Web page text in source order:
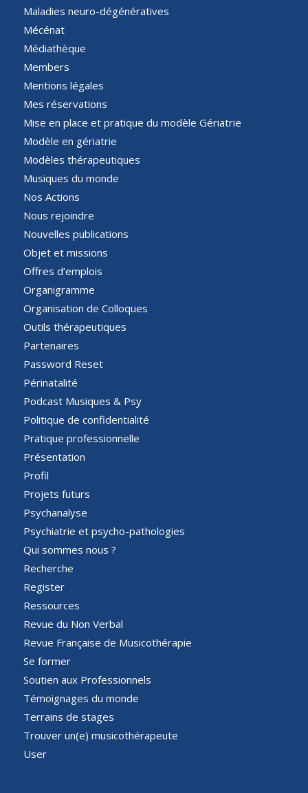
Maladies neuro-dégénératives
Mécénat
Médiathèque
Members
Mentions légales
Mes réservations
Mise en place et pratique du modèle Gériatrie
Modèle en gériatrie
Modèles thérapeutiques
Musiques du monde
Nos Actions
Nous rejoindre
Nouvelles publications
Objet et missions
Offres d’emplois
Organigramme
Organisation de Colloques
Outils thérapeutiques
Partenaires
Password Reset
Périnatalité
Podcast Musiques & Psy
Politique de confidentialité
Pratique professionnelle
Présentation
Profil
Projets futurs
Psychanalyse
Psychiatrie et psycho-pathologies
Qui sommes nous ?
Recherche
Register
Ressources
Revue du Non Verbal
Revue Française de Musicothérapie
Se former
Soutien aux Professionnels
Témoignages du monde
Terrains de stages
Trouver un(e) musicothérapeute
User